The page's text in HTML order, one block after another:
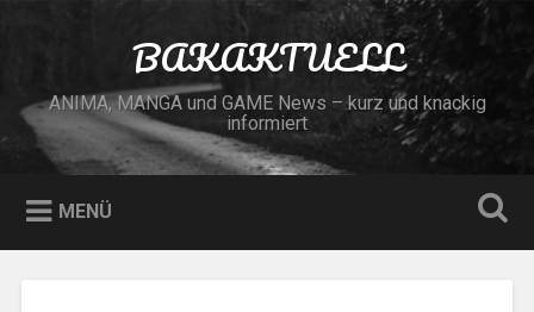
BAKAKTUELL
ANIMA, MANGA und GAME News – kurz und knackig
informiert
MENÜ